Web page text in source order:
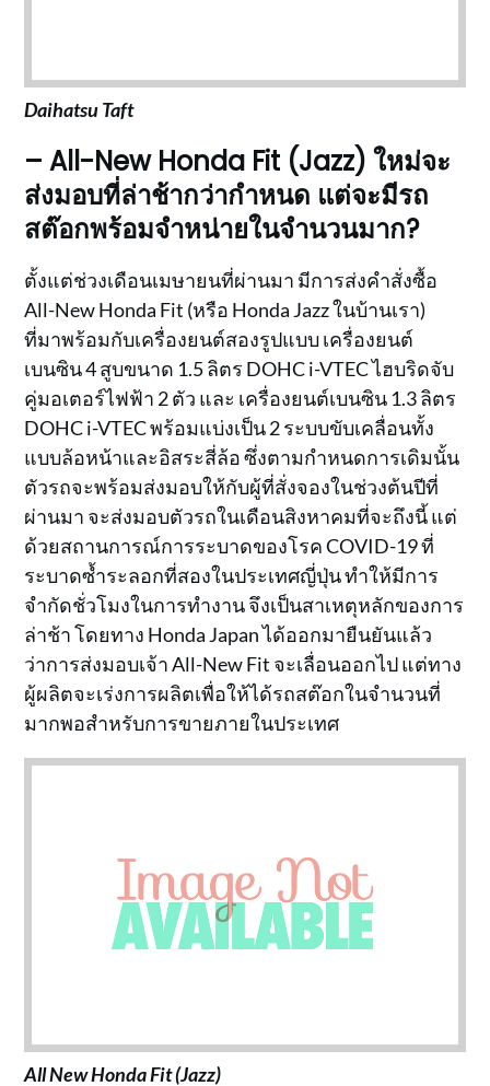
Daihatsu Taft
– All-New Honda Fit (Jazz) ใหม่จะ
ส่งมอบที่ล่าช้ากว่ากำหนด แต่จะมีรถ
สต๊อกพร้อมจำหน่ายในจำนวนมาก?
ตั้งแต่ช่วงเดือนเมษายนที่ผ่านมา มีการส่งคำสั่งซื้อ
All-New Honda Fit (หรือ Honda Jazz ในบ้านเรา)
ที่มาพร้อมกับเครื่องยนต์สองรูปแบบ เครื่องยนต์
เบนซิน 4 สูบขนาด 1.5 ลิตร DOHC i-VTEC ไฮบริดจับ
คู่มอเตอร์ไฟฟ้า 2 ตัว และ เครื่องยนต์เบนซิน 1.3 ลิตร
DOHC i-VTEC พร้อมแบ่งเป็น 2 ระบบขับเคลื่อนทั้ง
แบบล้อหน้าและอิสระสี่ล้อ ซึ่งตามกำหนดการเดิมนั้น
ตัวรถจะพร้อมส่งมอบให้กับผู้ที่สั่งจองในช่วงต้นปีที่
ผ่านมา จะส่งมอบตัวรถในเดือนสิงหาคมที่จะถึงนี้ แต่
ด้วยสถานการณ์การระบาดของโรค COVID-19 ที่
ระบาดซ้ำระลอกที่สองในประเทศญี่ปุ่น ทำให้มีการ
จำกัดชั่วโมงในการทำงาน จึงเป็นสาเหตุหลักของการ
ล่าช้า โดยทาง Honda Japan ได้ออกมายืนยันแล้ว
ว่าการส่งมอบเจ้า All-New Fit จะเลื่อนออกไป แต่ทาง
ผู้ผลิตจะเร่งการผลิตเพื่อให้ได้รถสต๊อกในจำนวนที่
มากพอสำหรับการขายภายในประเทศ
All New Honda Fit (Jazz)